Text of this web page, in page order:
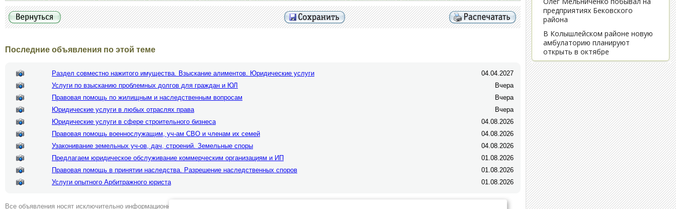
Последние объявления по этой теме
Раздел совместно нажитого имущества. Взыскание алиментов. Юридические услуги
04.04.2027
Услуги по взысканию проблемных долгов для граждан и ЮЛ
Вчера
Правовая помощь по жилищным и наследственным вопросам
Вчера
Юридические услуги в любых отраслях права
Вчера
Юридические услуги в сфере строительного бизнеса
04.08.2026
Правовая помощь военнослужащим, уч-ам СВО и членам их семей
04.08.2026
Узаконивание земельных уч-ов, дач, строений. Земельные споры
04.08.2026
Предлагаем юридическое обслуживание коммерческим организациям и ИП
01.08.2026
Правовая помощь в принятии наследства. Разрешение наследственных споров
01.08.2026
Услуги опытного Арбитражного юриста
01.08.2026
Все объявления носят исключительно информационный характер и ни при каких условиях не являются публичной офертой.